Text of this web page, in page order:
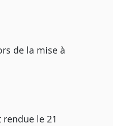
de la mise à
rendue le 21